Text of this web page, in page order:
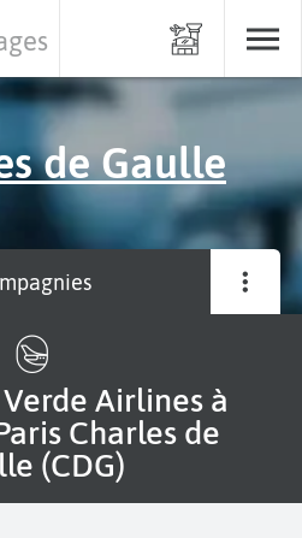
de Gaulle
Charles de
(CDG)